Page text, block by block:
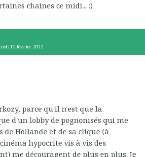
chaines ce midi... :)
10 février 2012
parce qu'il n'est que la
d'un lobby de pognonisés qui me
de Hollande et de sa clique (à
hypocrite vis à vis des
me découragent de plus en plus. Je